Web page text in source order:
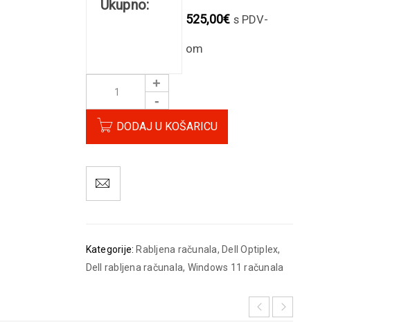
Ukupno:
525,00€ s PDV-
om
DODAJ U KOŠARICU
Kategorije: Rabljena računala, Dell Optiplex,
Dell rabljena računala, Windows 11 računala